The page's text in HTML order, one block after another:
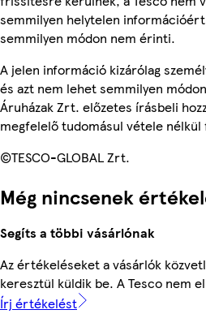
semmilyen helytelen
semmilyen módon nem érinti.
A jelen információ kizárólag
és azt nem lehet semmilyen
Áruházak Zrt. előzetes írásbeli
megfelelő tudomásul vétele nélkül
©TESCO-GLOBAL Zrt.
Még nincsenek
Segíts a többi vásárlónak
Az értékeléseket a vásárlók
keresztül küldik be. A Tesco nem
Írj értékelést